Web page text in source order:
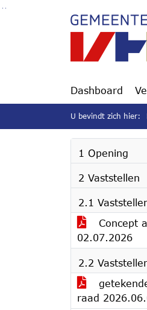
Ga naar de inhoud van deze
Ga naar het zoeken
Ga naar het menu
Dashboard
U bevindt zich hier:
1 Opening
2 Vaststellen
2.1
Concept
02.07.2026
2.2
raad